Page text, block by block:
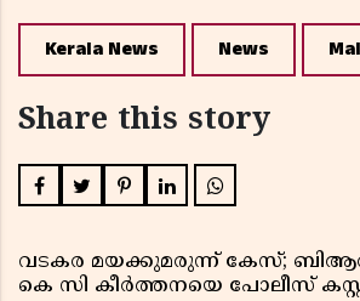
Kerala News News
Share this story
വടകര മയക്കുമരുന്ന് കേസ്;
കെ സി കീർത്തനയെ പോലീസ്